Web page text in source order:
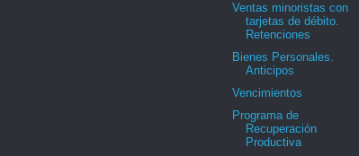
Ventas minoristas con
tarjetas de débito.
Retenciones
Bienes Personales.
Anticipos
Vencimientos
Programa de
Recuperación
Productiva